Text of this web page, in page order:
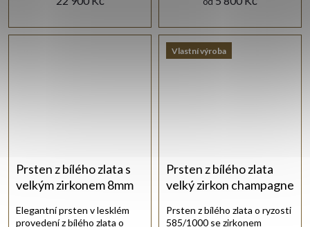
Prsten z bílého zlata s
velkým zirkonem 8mm
Elegantní prsten v lesklém
provedení z bílého zlata o
Vlastní výroba
Prsten z bílého zlata
velký zirkon champagne
Prsten z bílého zlata o ryzosti
585/1000 se zirkonem